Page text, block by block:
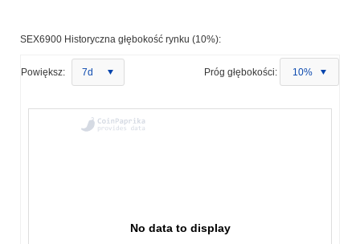
SEX6900 Historyczna głębokość rynku (10%):
Powiększ: 7d Próg głębokości: 10%
No data to display